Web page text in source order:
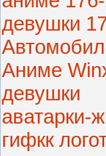
девушки
Аниме
девушки
аватарки-
гифкк